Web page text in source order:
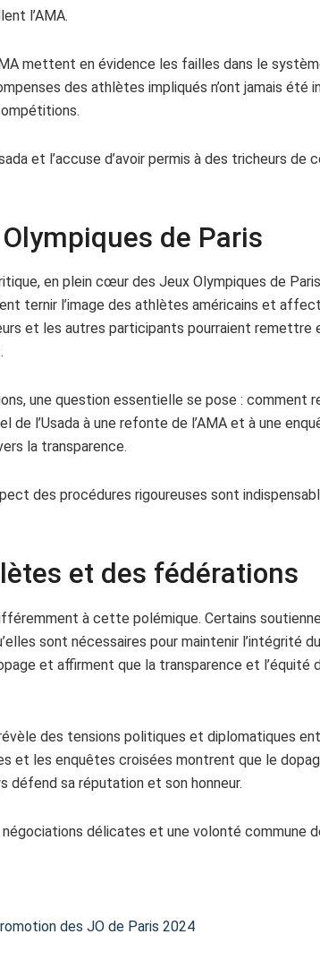
l’AMA.
mettent en évidence les failles dans le
des athlètes impliqués n’ont jamais été
et l’accuse d’avoir permis à des tricheurs de
de Paris
en plein cœur des Jeux Olympiques de
ternir l’image des athlètes américains et
et les autres participants pourraient remettre
une question essentielle se pose : comment
de l’Usada à une refonte de l’AMA et à une
la transparence.
des procédures rigoureuses sont
et des fédérations
à cette polémique. Certains
sont nécessaires pour maintenir l’intégrité
et affirment que la transparence et l’équité
des tensions politiques et diplomatiques
et les enquêtes croisées montrent que le
défend sa réputation et son honneur.
délicates et une volonté commune
des JO de Paris 2024